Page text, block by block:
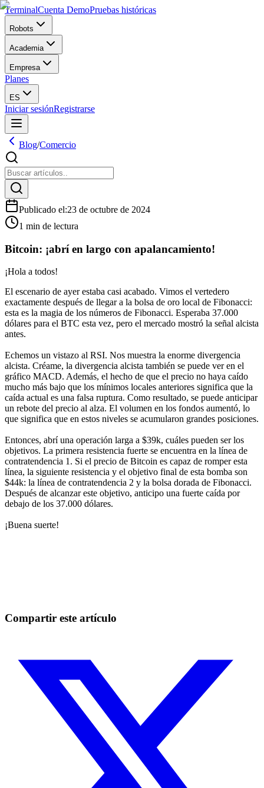
TerminalCuenta DemoPruebas históricas
Robots
Academia
Empresa
Planes
ES
Iniciar sesiónRegistrarse
Blog/Comercio
Publicado el:23 de octubre de 2024
1 min de lectura
Bitcoin: ¡abrí en largo con apalancamiento!
¡Hola a todos!
El escenario de ayer estaba casi acabado. Vimos el vertedero
exactamente después de llegar a la bolsa de oro local de Fibonacci:
esta es la magia de los números de Fibonacci. Esperaba 37.000
dólares para el BTC esta vez, pero el mercado mostró la señal alcista
antes.
Echemos un vistazo al RSI. Nos muestra la enorme divergencia
alcista. Créame, la divergencia alcista también se puede ver en el
gráfico MACD. Además, el hecho de que el precio no haya caído
mucho más bajo que los mínimos locales anteriores significa que la
caída actual es una falsa ruptura. Como resultado, se puede anticipar
un rebote del precio al alza. El volumen en los fondos aumentó, lo
que significa que en estos niveles se acumularon grandes posiciones.
Entonces, abrí una operación larga a $39k, cuáles pueden ser los
objetivos. La primera resistencia fuerte se encuentra en la línea de
contratendencia 1. Si el precio de Bitcoin es capaz de romper esta
línea, la siguiente resistencia y el objetivo final de esta bomba son
$44k: la línea de contratendencia 2 y la bolsa dorada de Fibonacci.
Después de alcanzar este objetivo, anticipo una fuerte caída por
debajo de los 37.000 dólares.
¡Buena suerte!
Compartir este artículo